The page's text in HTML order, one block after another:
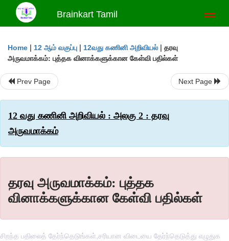
Brainkart Tamil
Home | 12 ஆம் வகுப்பு | 12வது கணினி அறிவியல் | தரவு
அருவமாக்கம்: புத்தக வினாக்களுக்கான கேள்வி பதில்கள்
Prev Page Next Page
12 வது கணினி அறிவியல் : அலகு 2 : தரவு
அருவமாக்கம்
தரவு அருவமாக்கம்: புத்தக
வினாக்களுக்கான கேள்வி பதில்கள்
சிறந்த பதிலைத் தேர்ந்தெடுங்கள்,சரியான விடையை தேர்ந்தெடுத்து எழுதுக